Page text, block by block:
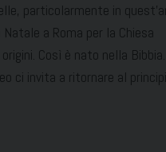
particolarmente in
Natale a Roma per la Chiesa
Così è nato nella
ci invita a ritornare al